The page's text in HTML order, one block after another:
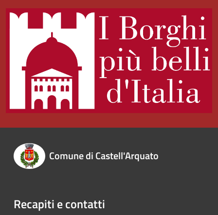
Comune di Castell'Arquato
Recapiti e contatti